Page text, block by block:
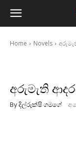
Home Novels
අරුමැති
By දිල්රුක්ෂි ගමගේ